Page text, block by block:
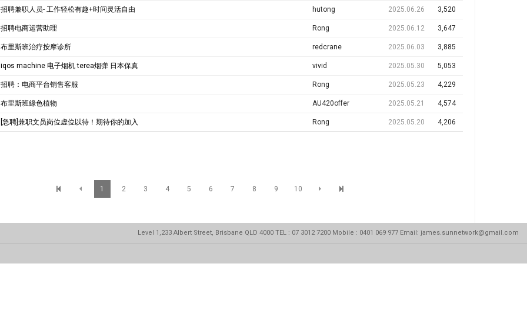
招聘兼职人员- 工作轻松有趣+时间灵活自由 hutong 2025.06.26 3,520
招聘电商运营助理 Rong 2025.06.12 3,647
布里斯班治疗按摩诊所 redcrane 2025.06.03 3,885
iqos machine 电子烟机 terea烟弹 日本保真 vivid 2025.05.30 5,053
招聘：电商平台销售客服 Rong 2025.05.23 4,229
布里斯班綠色植物 AU420offer 2025.05.21 4,574
[急聘]兼职文员岗位虚位以待！期待你的加入 Rong 2025.05.20 4,206
1 2 3 4 5 6 7 8 9 10
Level 1,233 Albert Street, Brisbane QLD 4000 TEL : 07 3012 7200 Mobile : 0401 069 977 Email: james.sunnetwork@gmail.com